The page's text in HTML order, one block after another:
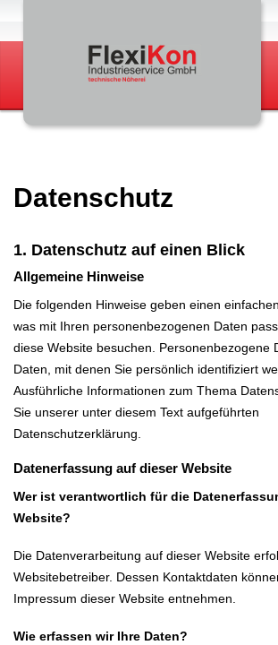
Datenschutz
1. Datenschutz auf einen Blick
Allgemeine Hinweise
Die folgenden Hinweise geben einen
was mit Ihren personenbezogenen Daten
diese Website besuchen. Personenbezogene
Daten, mit denen Sie persönlich identifiziert
Ausführliche Informationen zum Thema
Sie unserer unter diesem Text aufgeführten
Datenschutzerklärung.
Datenerfassung auf dieser Website
Wer ist verantwortlich für die
Website?
Die Datenverarbeitung auf dieser Website
Websitebetreiber. Dessen Kontaktdaten
Impressum dieser Website entnehmen.
Wie erfassen wir Ihre Daten?
Datenschutz